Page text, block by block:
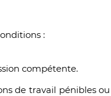
:
compétente.
de travail pénibles ou